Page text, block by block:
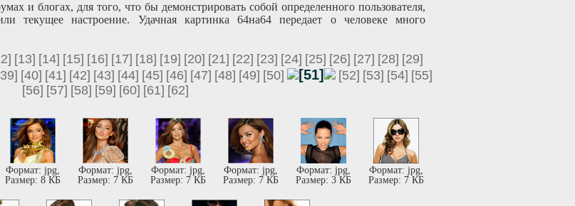
и блогах, для того, что бы демонстрировать собой определенного пользователя,
текущее настроение. Удачная картинка 64на64 передает о человеке много
[13] [14] [15] [16] [17] [18] [19] [20] [21] [22] [23] [24] [25] [26] [27] [28] [29]
[40] [41] [42] [43] [44] [45] [46] [47] [48] [49] [50] [51] [52] [53] [54] [55]
[56] [57] [58] [59] [60] [61] [62]
Формат: jpg,
Размер: 8 КБ
Формат: jpg,
Размер: 7 КБ
Формат: jpg,
Размер: 7 КБ
Формат: jpg,
Размер: 7 КБ
Формат: jpg,
Размер: 3 КБ
Формат: jpg,
Размер: 7 КБ